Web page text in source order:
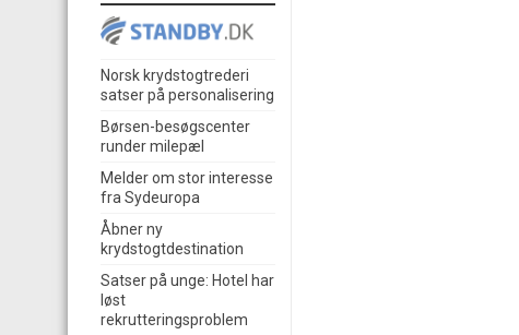
Norsk krydstogtrederi
satser på personalisering
Børsen-besøgscenter
runder milepæl
Melder om stor interesse
fra Sydeuropa
Åbner ny
krydstogtdestination
Satser på unge: Hotel har
løst
rekrutteringsproblem